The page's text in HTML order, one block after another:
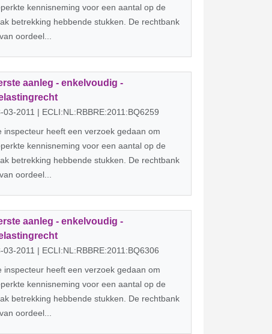
kennisneming voor een aantal op de
betrekking hebbende stukken. De rechtbank
oordeel...
aanleg - enkelvoudig -
03-2011 | ECLI:NL:RBBRE:2011:BQ6259
inspecteur heeft een verzoek gedaan om
kennisneming voor een aantal op de
betrekking hebbende stukken. De rechtbank
oordeel...
aanleg - enkelvoudig -
03-2011 | ECLI:NL:RBBRE:2011:BQ6306
inspecteur heeft een verzoek gedaan om
kennisneming voor een aantal op de
betrekking hebbende stukken. De rechtbank
oordeel...